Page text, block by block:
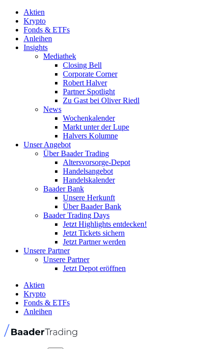
Aktien
Krypto
Fonds & ETFs
Anleihen
Insights
Mediathek
Closing Bell
Corporate Corner
Robert Halver
Partner Spotlight
Zu Gast bei Oliver Riedl
News
Wochenkalender
Markt unter der Lupe
Halvers Kolumne
Unser Angebot
Über Baader Trading
Altersvorsorge-Depot
Handelsangebot
Handelskalender
Baader Bank
Unsere Herkunft
Über Baader Bank
Baader Trading Days
Jetzt Highlights entdecken!
Jetzt Tickets sichern
Jetzt Partner werden
Unsere Partner
Unsere Partner
Jetzt Depot eröffnen
Aktien
Krypto
Fonds & ETFs
Anleihen